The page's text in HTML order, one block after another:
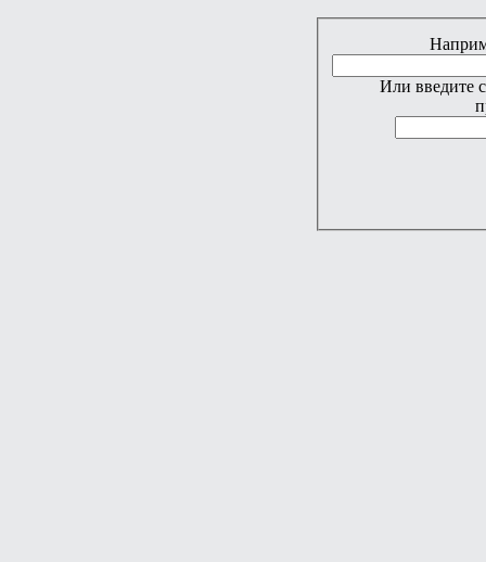
Или введите